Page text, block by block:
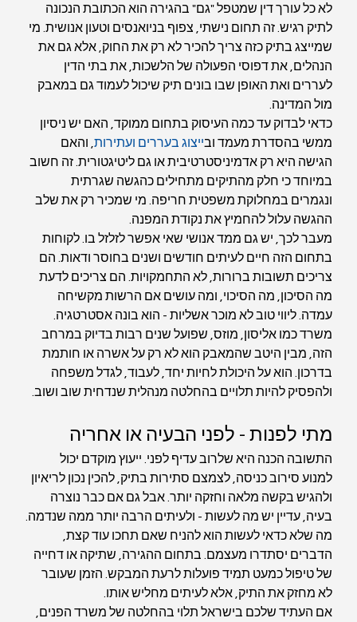
לא כל עורך דין שמטפל "גם" בהגירה הוא הכתובת הנכונה
לתיק רגיש. זה תחום נישתי, צפוף בניואנסים וטעון אנושית. מי
שמייצג בתיק כזה צריך להכיר לא רק את החוק, אלא גם את
הנהלים, את דפוסי הפעולה של הלשכות, את בתי הדין
לעררים ואת האופן שבו בונים תיק שיכול לעמוד גם במאבק
מול המדינה.
כדאי לבדוק עד כמה העיסוק בתחום ממוקד, האם יש ניסיון
ממשי בהסדרת מעמד ובייצוג בעררים ועתירות , והאם
הגישה היא רק אדמיניסטרטיבית או גם ליטיגטורית. זה חשוב
במיוחד כי חלק מהתיקים מתחילים כהגשה שגרתית
ונגמרים במחלוקת משפטית חריפה. מי שמכיר רק את שלב
ההגשה עלול להחמיץ את נקודת המפנה.
מעבר לכך, יש גם ממד אנושי שאי אפשר לזלזל בו. לקוחות
בתחום הזה חיים לעיתים חודשים ושנים בחוסר ודאות. הם
צריכים תשובות ברורות, לא התחמקויות. הם צריכים לדעת
מה הסיכון, מה הסיכוי, ומה עושים אם הרשות מקשיחה
עמדה. ליווי טוב לא מוכר אשליות - הוא בונה אסטרטגיה.
משרד כמו אליסון, מוזס, שפועל שנים רבות בדיוק במרחב
הזה, מבין היטב שהמאבק הוא לא רק על אשרה או חותמת
בדרכון. הוא על היכולת לחיות יחד, לעבוד, לגדל משפחה
ולהפסיק להיות תלויים בהחלטה מנהלית שנדחית שוב ושוב.
מתי לפנות - לפני הבעיה או אחריה
התשובה הכנה היא שלרוב עדיף לפני. ייעוץ מוקדם יכול
למנוע סירוב כניסה, לצמצם סתירות בתיק, להכין נכון לריאיון
ולהגיש בקשה מלאה וחזקה יותר. אבל גם אם כבר נוצרה
בעיה, עדיין יש מה לעשות - ולעיתים הרבה יותר ממה שנדמה.
מה שלא כדאי לעשות הוא להניח שאם תחכו עוד קצת,
הדברים יסתדרו מעצמם. בתחום ההגירה, שתיקה או דחייה
של טיפול כמעט תמיד פועלות לרעת המבקש. הזמן שעובר
לא מחזק את התיק, אלא לעיתים מחליש אותו.
אם העתיד שלכם בישראל תלוי בהחלטה של משרד הפנים,